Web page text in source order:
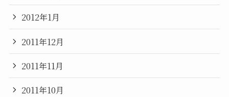
2012年1月
2011年12月
2011年11月
2011年10月